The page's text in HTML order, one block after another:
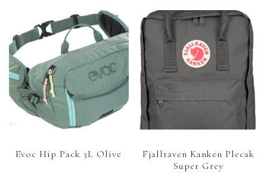
Evoc Hip Pack 3L Olive
Fjallraven Kanken Plecak
Super Grey